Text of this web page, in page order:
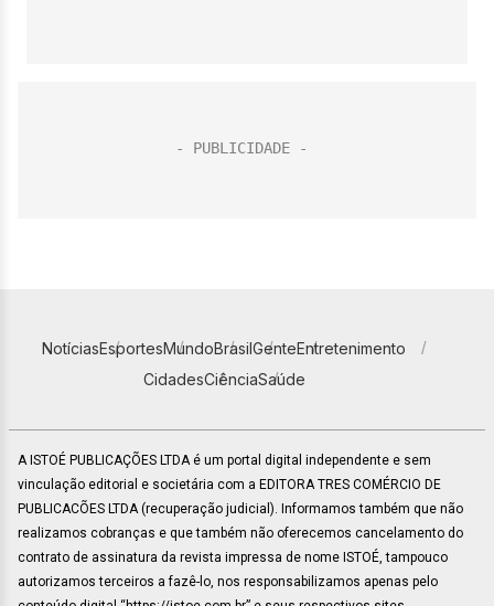
NotíciasEsportesMundoBrasilGenteEntretenimento
CidadesCiênciaSaúde
A ISTOÉ PUBLICAÇÕES LTDA é um portal digital independente e sem
vinculação editorial e societária com a EDITORA TRES COMÉRCIO DE
PUBLICACÕES LTDA (recuperação judicial). Informamos também que não
realizamos cobranças e que também não oferecemos cancelamento do
contrato de assinatura da revista impressa de nome ISTOÉ, tampouco
autorizamos terceiros a fazê-lo, nos responsabilizamos apenas pelo